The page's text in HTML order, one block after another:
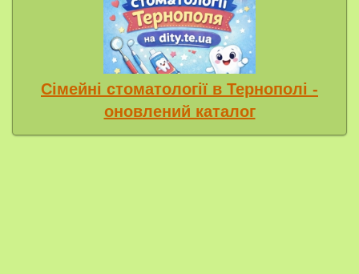
Сімейні стоматології в Тернополі -
оновлений каталог